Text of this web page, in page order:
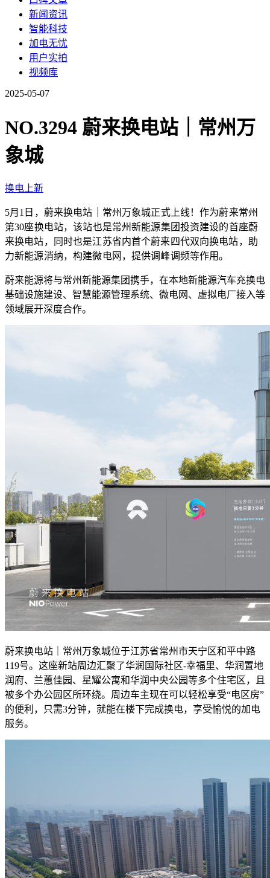
新闻资讯
智能科技
加电无忧
用户实拍
视频库
2025-05-07
NO.3294 蔚来换电站｜常州万
象城
换电上新
5月1日，蔚来换电站｜常州万象城正式上线！作为蔚来常州
第30座换电站，该站也是常州新能源集团投资建设的首座蔚
来换电站，同时也是江苏省内首个蔚来四代双向换电站，助
力新能源消纳，构建微电网，提供调峰调频等作用。
蔚来能源将与常州新能源集团携手，在本地新能源汽车充换电
基础设施建设、智慧能源管理系统、微电网、虚拟电厂接入等
领域展开深度合作。
蔚来换电站｜常州万象城位于江苏省常州市天宁区和平中路
119号。这座新站周边汇聚了华润国际社区-幸福里、华润置地
润府、兰蕙佳园、星耀公寓和华润中央公园等多个住宅区，且
被多个办公园区所环绕。周边车主现在可以轻松享受“电区房”
的便利，只需3分钟，就能在楼下完成换电，享受愉悦的加电
服务。